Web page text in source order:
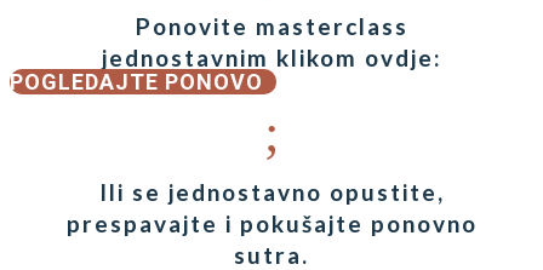
Ponovite masterclass
jednostavnim klikom ovdje:
POGLEDAJTE PONOVO
;
Ili se jednostavno opustite,
prespavajte i pokušajte ponovno
sutra.